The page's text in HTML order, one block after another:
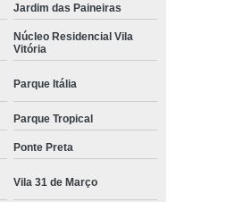
Cachorro
São Paulo
para Gatos
Ozonioterapia Pet
de Mim
Animais Silvestres
Jardim das Paineiras
Núcleo Residencial Vila
Vitória
Parque Itália
Parque Tropical
Ponte Preta
Vila 31 de Março